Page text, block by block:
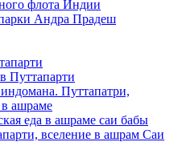
флота Индии
Андра Прадеш
Путтапарти
Путтапатри,
ашраме
еда в ашраме саи бабы
вселение в ашрам Саи